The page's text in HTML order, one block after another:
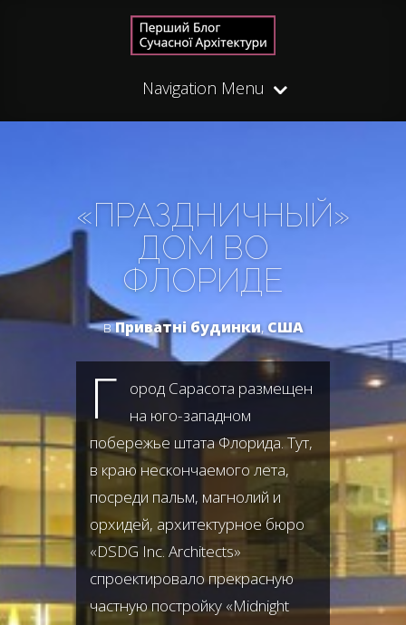
Navigation Menu
«ПРАЗДНИЧНЫЙ»
ДОМ ВО
ФЛОРИДЕ
вПриватні будинки,США
Г
ород Сарасота размещен
на юго-западном
побережье штата Флорида. Тут,
в краю нескончаемого лета,
посреди пальм, магнолий и
орхидей, архитектурное бюро
«DSDG Inc. Architects»
спроектировало прекрасную
частную постройку «Midnight